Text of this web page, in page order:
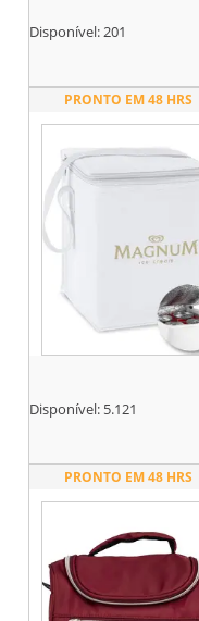
Disponível:201
PRONTO EM 48 HRS
Disponível: 5.121
PRONTO EM 48 HRS